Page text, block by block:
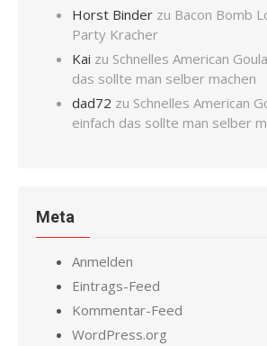
Horst Binder zu Bacon Bomb
Party Kracher
Kai zu Schnelles American
das sollte man selber machen
dad72 zu Schnelles American
einfach das sollte man selber
Meta
Anmelden
Eintrags-Feed
Kommentar-Feed
WordPress.org